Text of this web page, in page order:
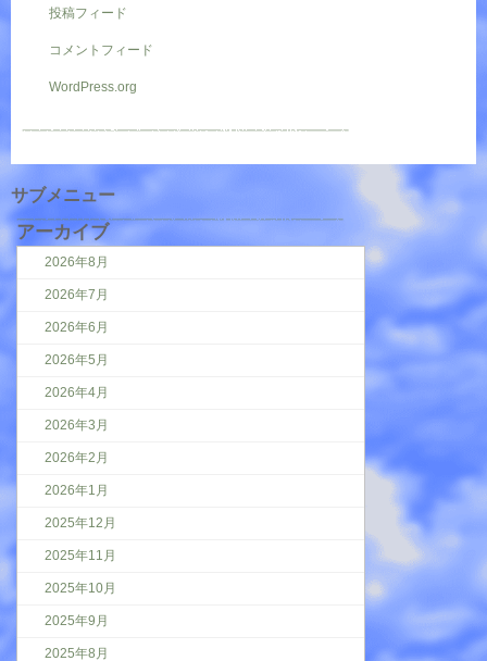
投稿フィード
コメントフィード
WordPress.org
サブメニュー
アーカイブ
2026年8月
2026年7月
2026年6月
2026年5月
2026年4月
2026年3月
2026年2月
2026年1月
2025年12月
2025年11月
2025年10月
2025年9月
2025年8月